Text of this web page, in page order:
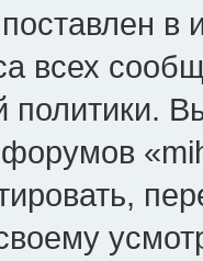
в
всех
политики.